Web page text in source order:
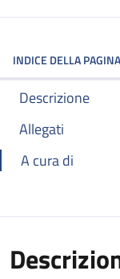
INDICE DELLA PAGINA
Descrizione
Allegati
A cura di